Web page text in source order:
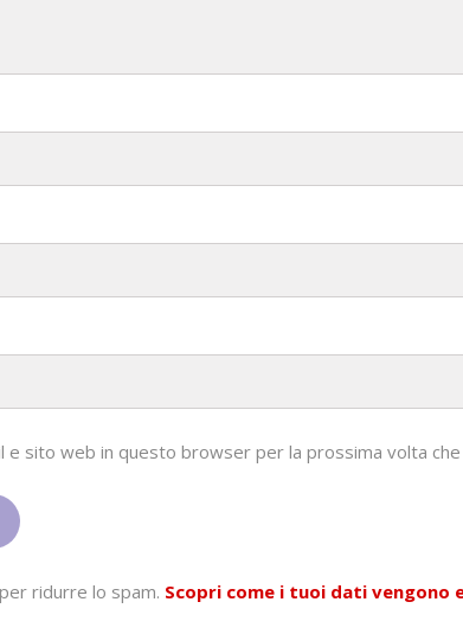
e sito web in questo browser per la prossima volta
ridurre lo spam. Scopri come i tuoi dati vengono